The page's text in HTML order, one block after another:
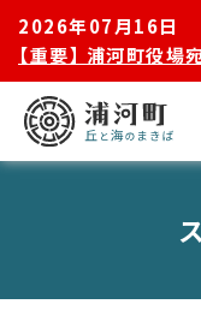
2026年07月16日
【重要】 浦河町役場